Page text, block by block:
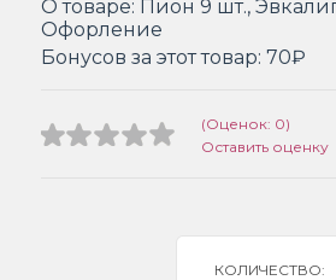
О товаре: Пион 9 шт.,
Офорление
Бонусов за этот товар: 70₽
(Оценок: 0)
Оставить оценку
КОЛИЧЕСТВО: